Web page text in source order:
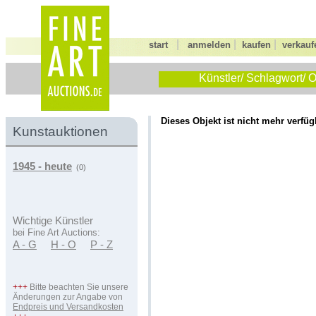
start anmelden kaufen
Künstler/ Schlagwort/
Kunstauktionen
1945 - heute (0)
Wichtige Künstler
bei Fine Art Auctions:
A - G H - O P - Z
+++ Bitte beachten Sie unsere
Änderungen zur Angabe von
Endpreis und Versandkosten
Dieses Objekt ist nicht mehr